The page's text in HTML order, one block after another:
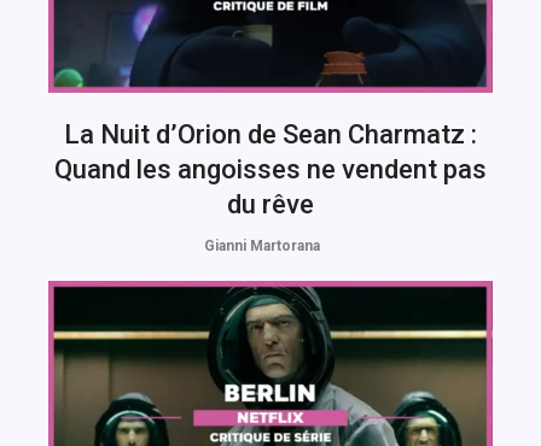
La Nuit d’Orion de Sean Charmatz :
Quand les angoisses ne vendent pas
du rêve
Gianni Martorana